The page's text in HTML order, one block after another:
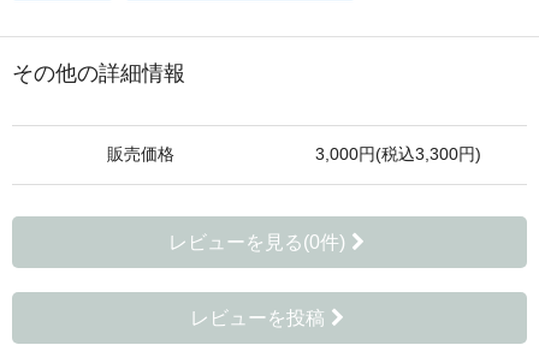
その他の詳細情報
販売価格 3,000円(税込3,300円)
レビューを見る(0件)
レビューを投稿